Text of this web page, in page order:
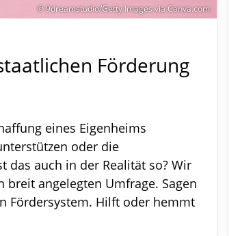
© 9dreamstudio/Getty Images via Canva.com
Förderung
eines Eigenheims
oder die
das auch in der Realität so? Wir
angelegten Umfrage. Sagen
Fördersystem. Hilft oder hemmt